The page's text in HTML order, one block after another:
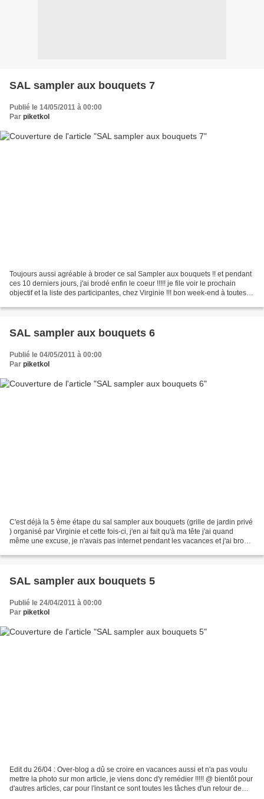
SAL sampler aux bouquets 7
Publié le 14/05/2011 à 00:00
Par piketkol
Toujours aussi agréable à broder ce sal Sampler aux bouquets !! et pendant
ces 10 derniers jours, j'ai brodé enfin le coeur !!!!! je file voir le prochain
objectif et la liste des participantes, chez Virginie !!! bon week-end à toutes et
SAL sampler aux bouquets 6
Publié le 04/05/2011 à 00:00
Par piketkol
C'est déjà la 5 ème étape du sal sampler aux bouquets (grille de jardin privé
) organisé par Virginie et cette fois-ci, j'en ai fait qu'à ma tête j'ai quand
même une excuse, je n'avais pas internet pendant les vacances et j'ai brodé
SAL sampler aux bouquets 5
Publié le 24/04/2011 à 00:00
Par piketkol
Edit du 26/04 : Over-blog a dû se croire en vacances aussi et n'a pas voulu
mettre la photo sur mon article, je viens donc d'y remédier !!!!! @ bientôt pour
d'autres articles, car pour l'instant ce sont toutes les tâches d'un retour de